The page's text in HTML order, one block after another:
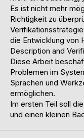
Es ist nicht mehr
Richtigkeit zu
die Entwicklung von
Description and
Diese Arbeit
Problemen im
Sprachen und
ermöglichen.
Im ersten Teil soll
und einen kleinen